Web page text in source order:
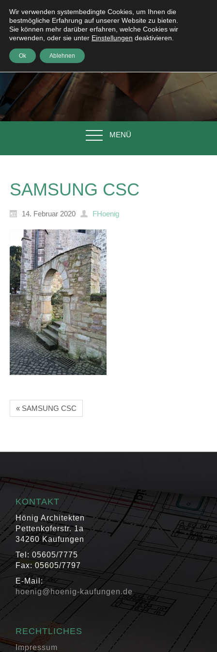
MENÜ
SAMSUNG CSC
14. Februar 2020 FHoenig
« SAMSUNG CSC
KONTAKT
Hönig Architekten
Pettenkoferstr. 1a
34260 Kaufungen
Tel: 05605/7775
Fax: 05605/7797
E-Mail:
hoenig@hoenig-kaufungen.de
RECHTLICHES
Impressum
Wir verwenden systembedingte Cookies, um Ihnen die
bestmögliche Erfahrung auf unserer Website zu bieten.
Sie können mehr darüber erfahren, welche Cookies wir
verwenden, oder sie unter Einstellungen deaktivieren.
Ok Ablehnen